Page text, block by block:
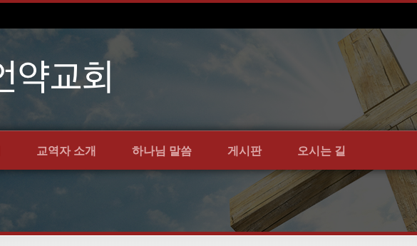
교역자 소개 하나님 말씀 게시판 오시는 길